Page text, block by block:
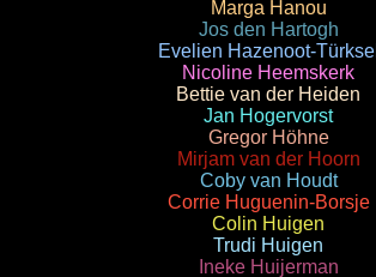
Marga Hanou
Jos den Hartogh
Evelien Hazenoot-Türksel
Nicoline Heemskerk
Bettie van der Heiden
Jan Hogervorst
Gregor Höhne
Mirjam van der Hoorn
Coby van Houdt
Corrie Huguenin-Borsje
Colin Huigen
Trudi Huigen
Ineke Huijerman